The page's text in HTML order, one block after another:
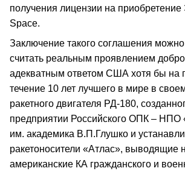
получения лицензии на
Space.
Заключение такого соглашения
считать реальным проявлением
адекватным ответом США хотя бы на
течение 10 лет лучшего в мире в
ракетного двигателя РД-180,
предприятии Российского ОПК –
им. академика В.П.Глушко и
ракетоносители «Атлас», выводящие
американские КА гражданского и